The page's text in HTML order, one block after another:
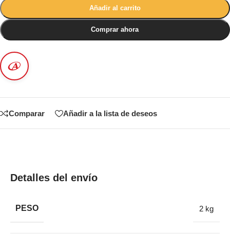
Añadir al carrito
Comprar ahora
Comparar Añadir a la lista de deseos
Detalles del envío
PESO 2 kg